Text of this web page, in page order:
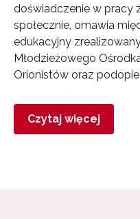
doświadczenie w pracy
społecznie, omawia
edukacyjny
Młodzieżowego
Orionistów oraz
Czytaj więcej